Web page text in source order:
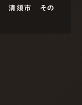
清須市
その